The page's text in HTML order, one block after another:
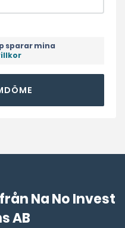
sparar mina
Na No Invest
AB